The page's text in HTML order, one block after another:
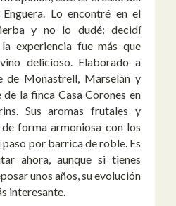
Lo encontré en el
y no lo dudé: decidí
experiencia fue más que
delicioso. Elaborado a
de Monastrell, Marselán y
la finca Casa Corones en
Sus aromas frutales y
forma armoniosa con los
por barrica de roble. Es
ahora, aunque si tienes
unos años, su evolución
interesante.